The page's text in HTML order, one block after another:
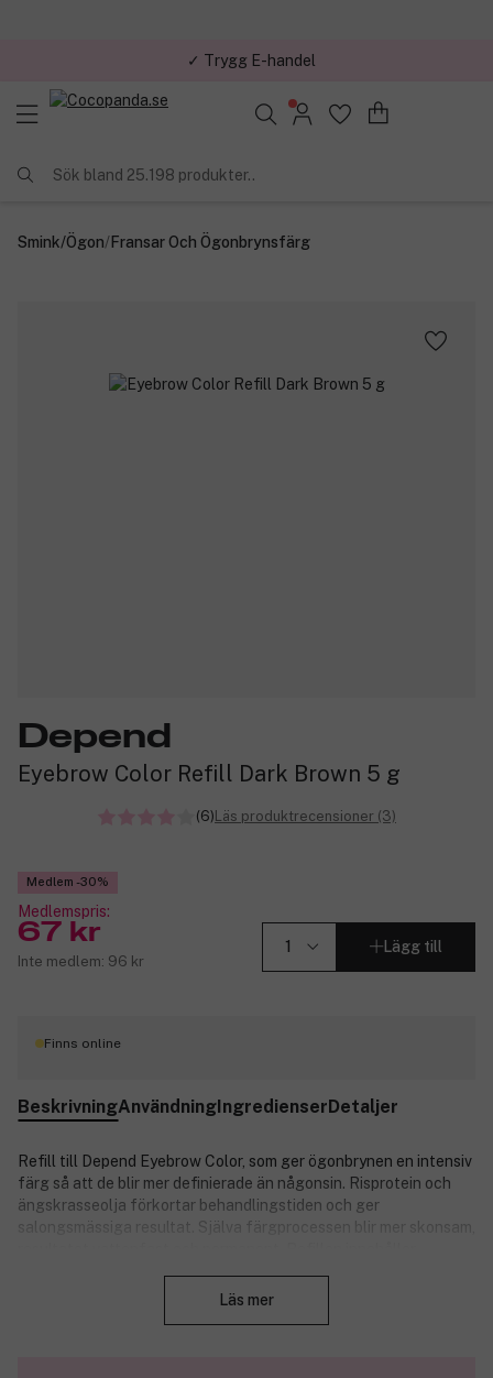
✓ Trygg E-handel
Sök bland 25.198 produkter..
Smink/Ögon/Fransar Och Ögonbrynsfärg
Depend
Eyebrow Color Refill Dark Brown 5 g
(6) Läs produktrecensioner (3)
Medlem -30%
Medlemspris:
67 kr
Inte medlem: 96 kr
Lägg till
Finns online
BeskrivningAnvändningIngredienserDetaljer
Refill till Depend Eyebrow Color, som ger ögonbrynen en intensiv
färg så att de blir mer definierade än någonsin. Risprotein och
ängskrasseolja förkortar behandlingstiden och ger
salongsmässiga resultat. Själva färgprocessen blir mer skonsam,
Läs mer